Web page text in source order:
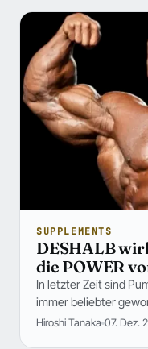
SUPPLEMENTS
DESHALB
die POWER
In letzter Zeit sind
immer beliebter
Hiroshi Tanaka 07. Dez.